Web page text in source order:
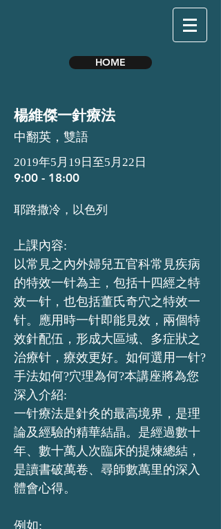
楊維傑一針療法
中翻英，雙語
2019年5月19日至5月22日
9:00 - 18:00
耶路撒冷，以色列
上課內容:
以常見之內外婦兒五官科常見疾病
的特效一针為主，包括十四經之特
效一针，也包括董氏奇穴之特效一
针。應用時一针即能見效，兩個特
效針配伍，形成大區域、多症狀之
治療针，療效更好。如何選用一针?
手法如何?穴理為何?本講座將為您
深入介紹:
一针療法是針灸的最高境界，是理
論及經驗的精華結晶。是經過數十
年、數十萬人次臨床的提煉總結，
是讀書破萬卷、尋師數萬里的深入
體會心得。
例如:
HOME